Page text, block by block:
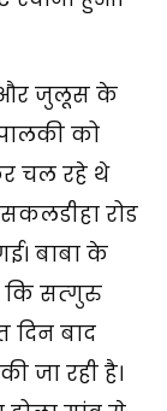
और जुलूस के
को
चल रहे थे
रोड
बाबा के
कि सत्गुरु
दिन बाद
जा रही है।